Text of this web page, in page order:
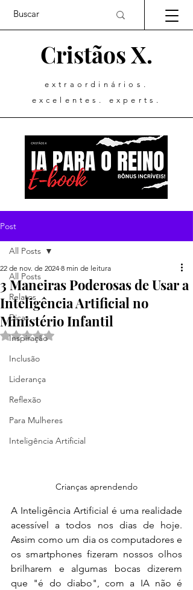
Cristãos X.
extraordinários.
excelentes. experts.
Post
All Posts
Relatos
Dicas
Inspiração
Inclusão
Liderança
Reflexão
Para Mulheres
Inteligência Artificial
All Posts
3 Maneiras Poderosas de Usar a
Inteligência Artificial no
Ministério Infantil
22 de nov. de 2024 8 min de leitura
Avaliado com NaN de 5 estrelas.
Crianças aprendendo
A Inteligência Artificial é uma realidade
acessível a todos nos dias de hoje.
Assim como um dia os computadores e
os smartphones fizeram nossos olhos
brilharem e algumas bocas dizerem
que "é do diabo", com a IA não é